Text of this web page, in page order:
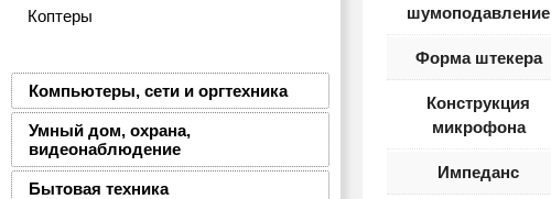
Коптеры
Компьютеры, сети и оргтехника
Умный дом, охрана,
видеонаблюдение
Бытовая техника
шумоподавление
Форма штекера
Конструкция
микрофона
Импеданс